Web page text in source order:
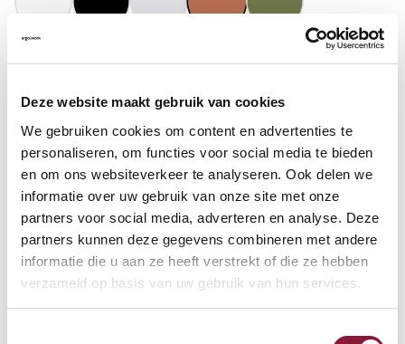
Deze website maakt gebruik van cookies
We gebruiken cookies om content en advertenties te
personaliseren, om functies voor social media te bieden
en om ons websiteverkeer te analyseren. Ook delen we
informatie over uw gebruik van onze site met onze
partners voor social media, adverteren en analyse. Deze
partners kunnen deze gegevens combineren met andere
informatie die u aan ze heeft verstrekt of die ze hebben
verzameld op basis van uw gebruik van hun services.
GASFEDERHÖHE
BODENKONTAKT
FUSSRING ?